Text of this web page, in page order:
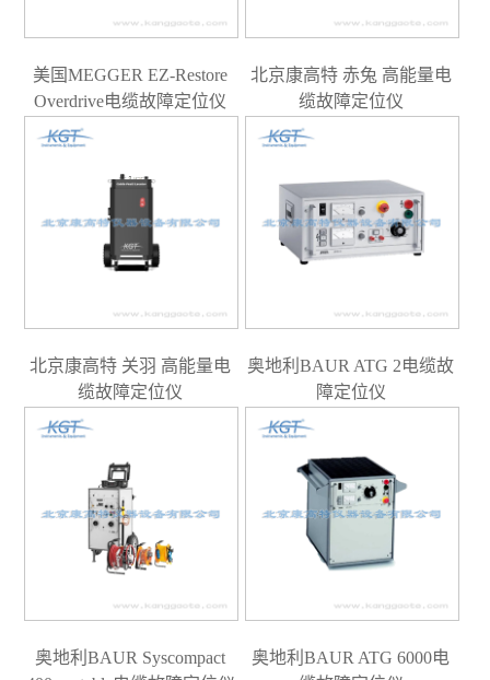
美国MEGGER EZ-Restore
Overdrive电缆故障定位仪
北京康高特 赤兔 高能量电
缆故障定位仪
北京康高特 关羽 高能量电
缆故障定位仪
奥地利BAUR ATG 2电缆故
障定位仪
奥地利BAUR Syscompact
奥地利BAUR ATG 6000电